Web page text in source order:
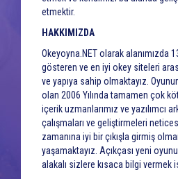
etmektir.
HAKKIMIZDA
Okeyoyna.NET olarak alanımızda
gösteren ve en iyi okey siteleri
ve yapıya sahip olmaktayız.
olan 2006 Yılında tamamen çok
içerik uzmanlarımız ve yazılımcı
çalışmaları ve geliştirmeleri
zamanına iyi bir çıkışla girmiş
yaşamaktayız. Açıkçası yeni
alakalı sizlere kısaca bilgi vermek